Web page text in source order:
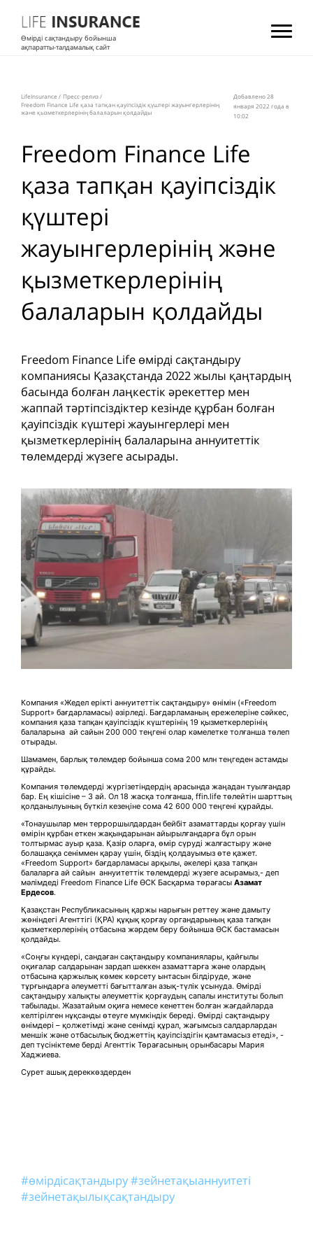
Өмірді сақтандыру бойынша
ақпаратты-талдамалық сайт
LifeInsurance / Пресс-релиз/
Freedom Finance Life қаза тапқан қауіпсіздік қүштері жауынгерлерінің
және қызметкерлерінің балаларын қолдайды
Добавлено 28
января 2022 года в
10:02
Freedom Finance Life
қаза тапқан қауіпсіздік
қүштері
жауынгерлерінің және
қызметкерлерінің
балаларын қолдайды
Freedom Finance Life өмірді сақтандыру
компаниясы Қазақстанда 2022 жылы қаңтардың
басында болған лаңкестік әрекеттер мен
жаппай тәртіпсіздіктер кезінде құрбан болған
қауіпсіздік күштері жауынгерлері мен
қызметкерлерінің балаларына аннуитеттік
төлемдерді жүзеге асырады.
Компания «Жедел ерікті аннуитеттік сақтандыру» өнімін («Freedom
Support» бағдарламасы) әзірледі. Бағдарламаның ережелеріне сәйкес,
компания қаза тапқан қауіпсіздік күштерінің 19 қызметкерлерінің
балаларына ай сайын 200 000 теңгені олар кәмелетке толғанша төлеп
отырады.
Шамамен, барлық төлемдер бойынша сома 200 млн теңгеден астамды
құрайды.
Компания төлемдерді жүргізетіндердің арасында жаңадан туылғандар
бар. Ең кішісіне – 3 ай. Ол 18 жасқа толғанша, ffin.life төлейтін шарттың
қолданылуының бүткіл кезеңіне сома 42 600 000 теңгені құрайды.
«Тонаушылар мен терроршылдардан бейбіт азаматтарды қорғау үшін
өмірін құрбан еткен жақындарынан айырылғандарға бұл орын
толтырмас ауыр қаза. Қазір оларға, өмір сүруді жалғастыру және
болашаққа сеніммен қарау үшін, біздің қолдауымыз өте қажет.
«Freedom Support» бағдарламасы арқылы, әкелері қаза тапқан
балаларға ай сайын аннуитеттік төлемдерді жүзеге асырамыз,- деп
мәлімдеді Freedom Finance Life ӨСК Басқарма төрағасы Азамат
Ердесов.
Қазақстан Республикасының қаржы нарығын реттеу және дамыту
жөніндегі Агенттігі (ҚРА) құқық қорғау органдарының қаза тапқан
қызметкерлерінің отбасына жәрдем беру бойынша ӨСК бастамасын
қолдайды.
«Соңғы күндері, сандаған сақтандыру компаниялары, қайғылы
оқиғалар салдарынан зардап шеккен азаматтарға және олардың
отбасына қаржылық көмек көрсету ынтасын білдіруде, және
тұрғындарға әлеуметті бағытталған азық-түлік ұсынуда. Өмірді
сақтандыру халықты әлеуметтік қорғаудың сапалы институты болып
табылады. Жазатайым оқиға немесе кенеттен болған жағдайларда
келтірілген нұқсанды өтеуге мүмкіндік береді. Өмірді сақтандыру
өнімдері – қолжетімді және сенімді құрал, жағымсыз салдарлардан
меншік және отбасылық бюджеттің қауіпсіздігін қамтамасыз етеді», -
деп түсініктеме берді Агенттік Төрағасының орынбасары Мария
Хаджиева.
Сурет ашық дереккөздерден
#өмірдісақтандыру#зейнетақыаннуитеті
#зейнетақылықсақтандыру